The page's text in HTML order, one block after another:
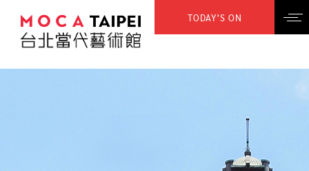
TODAY’S ON